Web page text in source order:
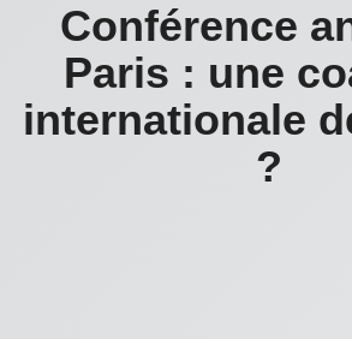
Conférence
Paris : une
internationale
?